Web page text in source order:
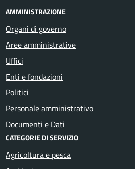
AMMINISTRAZIONE
Organi di governo
Aree amministrative
Uffici
Enti e fondazioni
Politici
Personale amministrativo
Documenti e Dati
CATEGORIE DI SERVIZIO
Agricoltura e pesca